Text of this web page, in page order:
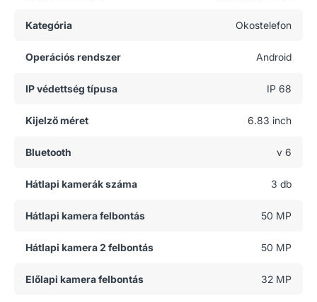
Kategória Okostelefon
Operációs rendszer Android
IP védettség típusa IP 68
Kijelző méret 6.83 inch
Bluetooth v 6
Hátlapi kamerák száma 3 db
Hátlapi kamera felbontás 50 MP
Hátlapi kamera 2 felbontás 50 MP
Előlapi kamera felbontás 32 MP